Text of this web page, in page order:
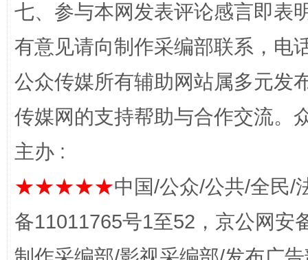
“蜀中异人”王建安的艺术幻境
完善运行机制助力责任有效落实 一纸欠
七、参与本网发表评论感言即表
有意见请向制作采编部联系，电
公众传媒所有辅助网站属多元发
传媒网的支持帮助与合作交流。
主办 :
★★★★★中国/公众/公共/全民/
备11011765号1至52，京公网安